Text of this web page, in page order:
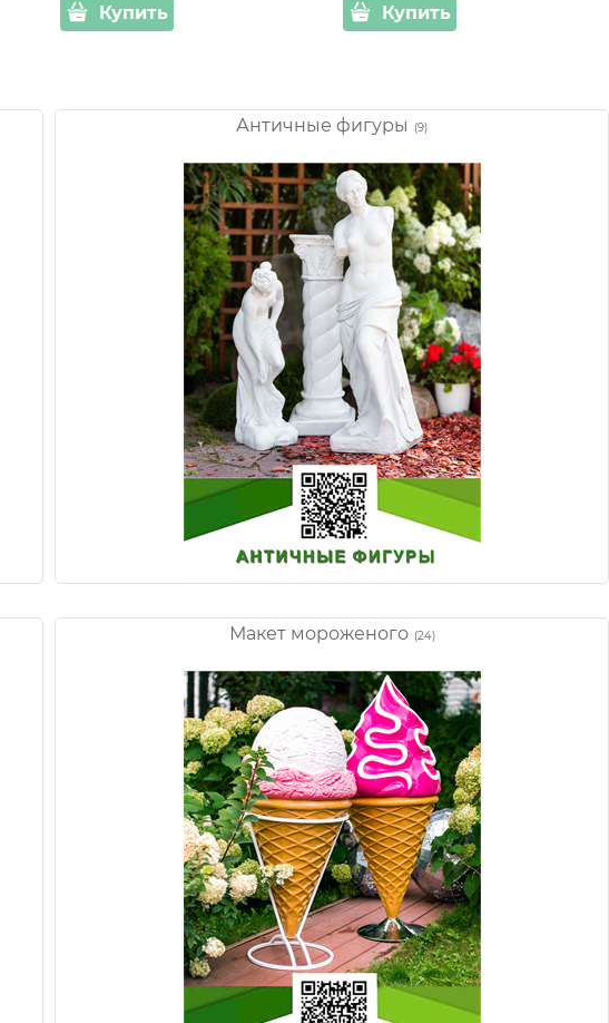
Купить Купить
Античные фигуры (9)
Макет мороженого (24)